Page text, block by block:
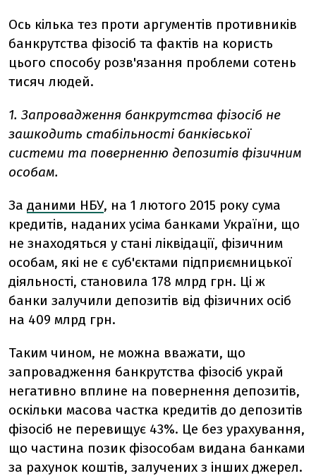
Ось кілька тез проти аргументів противників
банкрутства фізосіб та фактів на користь
цього способу розв'язання проблеми сотень
тисяч людей.
1. Запровадження банкрутства фізосіб не
зашкодить стабільності банківської
системи та поверненню депозитів фізичним
особам.
За даними НБУ, на 1 лютого 2015 року сума
кредитів, наданих усіма банками України, що
не знаходяться у стані ліквідації, фізичним
особам, які не є суб'єктами підприємницької
діяльності, становила 178 млрд грн. Ці ж
банки залучили депозитів від фізичних осіб
на 409 млрд грн.
Таким чином, не можна вважати, що
запровадження банкрутства фізосіб украй
негативно вплине на повернення депозитів,
оскільки масова частка кредитів до депозитів
фізосіб не перевищує 43%. Це без урахування,
що частина позик фізособам видана банками
за рахунок коштів, залучених з інших джерел.